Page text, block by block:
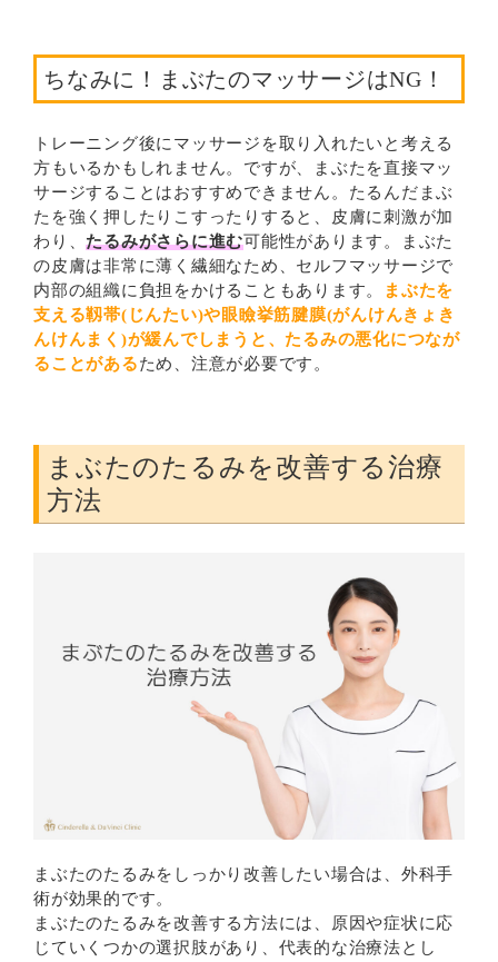
ちなみに！まぶたのマッサージはNG！
トレーニング後にマッサージを取り入れたいと考える
方もいるかもしれません。ですが、まぶたを直接マッ
サージすることはおすすめできません。たるんだまぶ
たを強く押したりこすったりすると、皮膚に刺激が加
わり、たるみがさらに進む可能性があります。まぶた
の皮膚は非常に薄く繊細なため、セルフマッサージで
内部の組織に負担をかけることもあります。
まぶたを
支える靱帯(じんたい)や眼瞼挙筋腱膜(がんけんきょき
んけんまく)が緩んでしまうと、たるみの悪化につなが
ることがあるため、注意が必要です。
まぶたのたるみを改善する治療
方法
まぶたのたるみをしっかり改善したい場合は、外科手
術が効果的です。
まぶたのたるみを改善する方法には、原因や症状に応
じていくつかの選択肢があり、代表的な治療法とし